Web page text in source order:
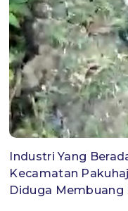
Industri Yang
Kecamatan
Diduga Membuang